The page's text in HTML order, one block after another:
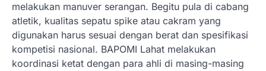
melakukan manuver serangan. Begitu pula di cabang
atletik, kualitas sepatu spike atau cakram yang
digunakan harus sesuai dengan berat dan spesifikasi
kompetisi nasional. BAPOMI Lahat melakukan
koordinasi ketat dengan para ahli di masing-masing